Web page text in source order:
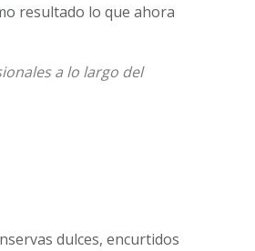
resultado lo que ahora
a lo largo del
dulces, encurtidos